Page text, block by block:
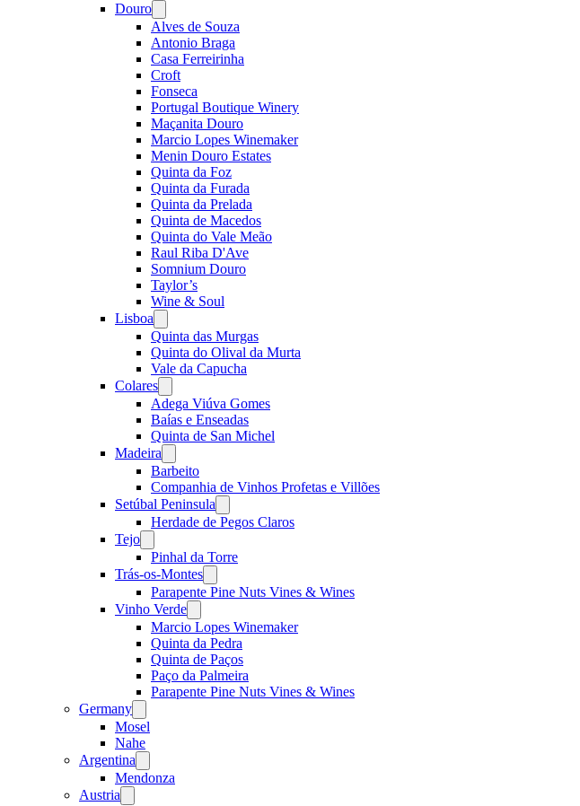
Douro
menu
Alves de Souza
Antonio Braga
Casa Ferreirinha
Croft
Fonseca
Portugal Boutique Winery
Maçanita Douro
Marcio Lopes Winemaker
Menin Douro Estates
Quinta da Foz
Quinta da Furada
Quinta da Prelada
Quinta de Macedos
Quinta do Vale Meão
Raul Riba D'Ave
Somnium Douro
Taylor’s
Wine & Soul
Lisboa
menu
Quinta das Murgas
Quinta do Olival da Murta
Vale da Capucha
Colares
menu
Adega Viúva Gomes
Baías e Enseadas
Quinta de San Michel
Madeira
menu
Barbeito
Companhia de Vinhos Profetas e Villões
Setúbal Peninsula
menu
Herdade de Pegos Claros
Tejo
menu
Pinhal da Torre
Trás-os-Montes
menu
Parapente Pine Nuts Vines & Wines
Vinho Verde
menu
Marcio Lopes Winemaker
Quinta da Pedra
Quinta de Paços
Paço da Palmeira
Parapente Pine Nuts Vines & Wines
Germany
menu
Mosel
Nahe
Argentina
menu
Mendonza
Austria